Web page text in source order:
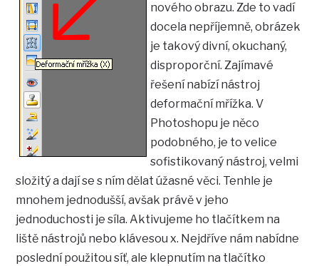
nového obrazu. Zde to vadí
docela nepříjemně, obrázek
je takový divní, okuchaný,
disproporční. Zajímavé
řešení nabízí nástroj
deformační mřížka. V
Photoshopu je něco
podobného, je to velice
sofistikovaný nástroj, velmi
složitý a dají se s ním dělat úžasné věci. Tenhle je
mnohem jednodušší, avšak právě v jeho
jednoduchosti je síla. Aktivujeme ho tlačítkem na
liště nástrojů nebo klávesou x. Nejdříve nám nabídne
poslední použitou síť, ale klepnutím na tlačítko